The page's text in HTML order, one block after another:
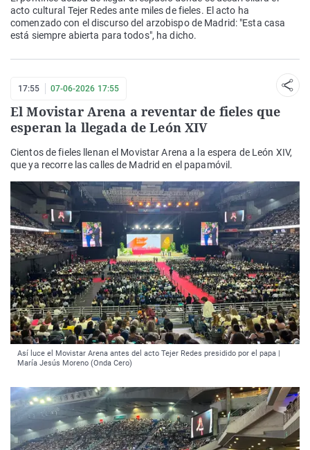
acto cultural Tejer Redes ante miles de fieles. El acto ha
comenzado con el discurso del arzobispo de Madrid: "Esta casa
está siempre abierta para todos", ha dicho.
17:55 07-06-2026 17:55
El Movistar Arena a reventar de fieles que
esperan la llegada de León XIV
Cientos de fieles llenan el Movistar Arena a la espera de León XIV,
que ya recorre las calles de Madrid en el papamóvil.
Así luce el Movistar Arena antes del acto Tejer Redes presidido por el papa |
María Jesús Moreno (Onda Cero)